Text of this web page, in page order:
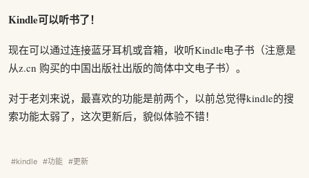
Kindle可以听书了！
现在可以通过连接蓝牙耳机或音箱，收听Kindle电子书（注意是
从z.cn 购买的中国出版社出版的简体中文电子书）。
对于老刘来说，最喜欢的功能是前两个，以前总觉得kindle的搜
索功能太弱了，这次更新后，貌似体验不错！
#kindle #功能 #更新